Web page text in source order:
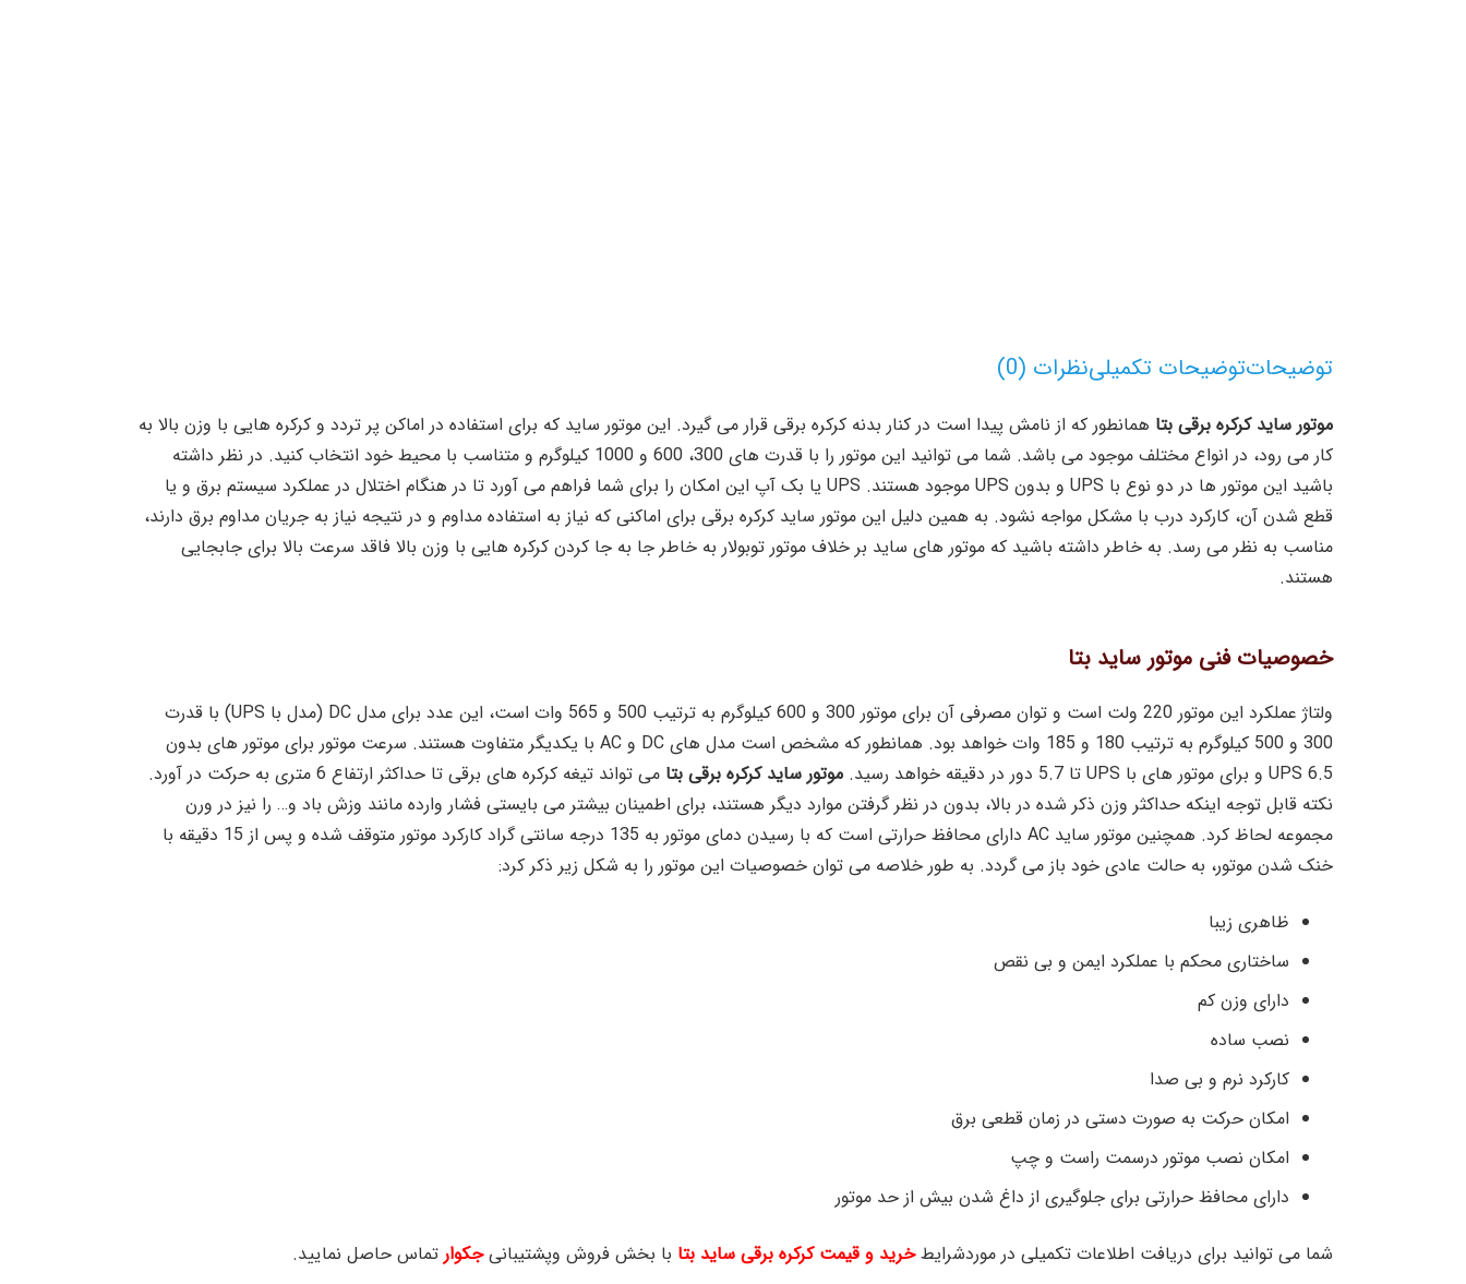
توضیحاتتوضیحات تکمیلینظرات (0)
موتور ساید کرکره برقی بتا همانطور که از نامش پیدا است در کنار بدنه کرکره برقی قرار می گیرد. این موتور ساید که برای استفاده در اماکن پر تردد و کرکره هایی با وزن بالا به
کار می رود، در انواع مختلف موجود می باشد. شما می توانید این موتور را با قدرت های 300، 600 و 1000 کیلوگرم و متناسب با محیط خود انتخاب کنید. در نظر داشته
باشید این موتور ها در دو نوع با UPS و بدون UPS موجود هستند. UPS یا بک آپ این امکان را برای شما فراهم می آورد تا در هنگام اختلال در عملکرد سیستم برق و یا
قطع شدن آن، کارکرد درب با مشکل مواجه نشود. به همین دلیل این موتور ساید کرکره برقی برای اماکنی که نیاز به استفاده مداوم و در نتیجه نیاز به جریان مداوم برق دارند،
مناسب به نظر می رسد. به خاطر داشته باشید که موتور های ساید بر خلاف موتور توبولار به خاطر جا به جا کردن کرکره هایی با وزن بالا فاقد سرعت بالا برای جابجایی
هستند.
خصوصیات فنی موتور ساید بتا
ولتاژ عملکرد این موتور 220 ولت است و توان مصرفی آن برای موتور 300 و 600 کیلوگرم به ترتیب 500 و 565 وات است، این عدد برای مدل DC (مدل با UPS) با قدرت
300 و 500 کیلوگرم به ترتیب 180 و 185 وات خواهد بود. همانطور که مشخص است مدل های DC و AC با یکدیگر متفاوت هستند. سرعت موتور برای موتور های بدون
UPS 6.5 و برای موتور های با UPS تا 5.7 دور در دقیقه خواهد رسید.
موتور ساید کرکره برقی بتا
می تواند تیغه کرکره های برقی تا حداکثر ارتفاع 6 متری به حرکت در آورد.
نکته قابل توجه اینکه حداکثر وزن ذکر شده در بالا، بدون در نظر گرفتن موارد دیگر هستند، برای اطمینان بیشتر می بایستی فشار وارده مانند وزش باد و… را نیز در ورن
مجموعه لحاظ کرد. همچنین موتور ساید AC دارای محافظ حرارتی است که با رسیدن دمای موتور به 135 درجه سانتی گراد کارکرد موتور متوقف شده و پس از 15 دقیقه با
خنک شدن موتور، به حالت عادی خود باز می گردد. به طور خلاصه می توان خصوصیات این موتور را به شکل زیر ذکر کرد:
ظاهری زیبا
ساختاری محکم با عملکرد ایمن و بی نقص
دارای وزن کم
نصب ساده
کارکرد نرم و بی صدا
امکان حرکت به صورت دستی در زمان قطعی برق
امکان نصب موتور درسمت راست و چپ
دارای محافظ حرارتی برای جلوگیری از داغ شدن بیش از حد موتور
شما می توانید برای دریافت اطلاعات تکمیلی در موردشرایطخرید و قیمت کرکره برقی ساید بتا با بخش فروش وپشتیبانیجکوار تماس حاصل نمایید.